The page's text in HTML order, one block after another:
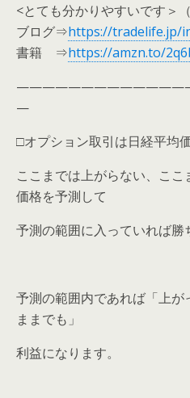
<とても分かりやすいです＞
ブログ⇒https://tradelife.jp/
書籍 ⇒https://amzn.to/
—
□オプション取引は日経平均
ここまでは上がらない、こ
価格を予測して
予測の範囲に入っていれば勝
予測の範囲内であれば「上
ままでも」
利益になります。